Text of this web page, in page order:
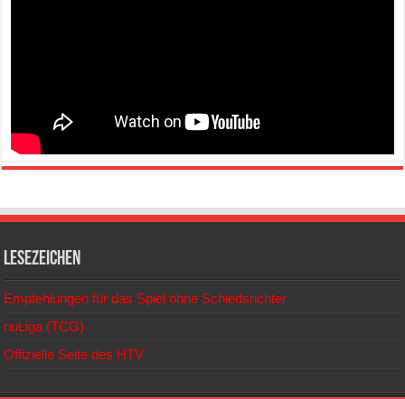
Lesezeichen
Empfehlungen für das Spiel ohne Schiedsrichter
nuLiga (TCG)
Offizielle Seite des HTV